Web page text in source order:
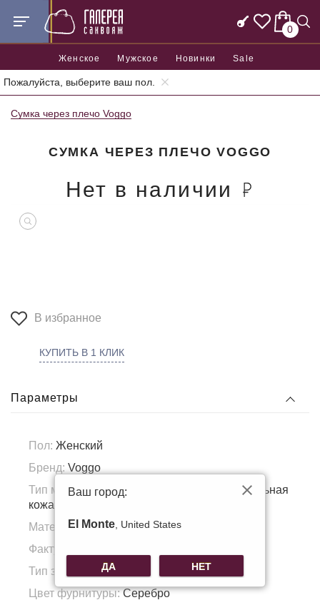
0
Женское Мужское Новинки Sale
Пожалуйста, выберите ваш пол.
Главная Женские сумки Женские сумки через плечо
Сумка через плечо Voggo
СУМКА ЧЕРЕЗ ПЛЕЧО VOGGO
Нет в наличии
В избранное
КУПИТЬ В 1 КЛИК
Параметры
Пол: Женский
Бренд: Voggo
Тип материала:Натуральная кожа, Натуральная
кожа
Материал подкладка:Полиэстер
Фактура материала:
Тип застежки: Молния
Цвет фурнитуры:Серебро
Ваш город:
El Monte , United States
ДА НЕТ